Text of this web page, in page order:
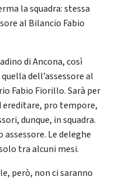
la squadra: stessa
al Bilancio Fabio
di Ancona, così
dell’assessore al
Fabio Fiorillo. Sarà per
ereditare, pro tempore,
dunque, in squadra.
Le deleghe
tra alcuni mesi.
però, non ci saranno